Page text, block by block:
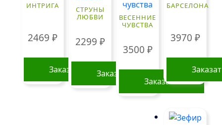
ИНТРИГА
2469 ₽
Заказать
СТРУНЫ
ЛЮБВИ
2299 ₽
Заказать
ВЕСЕННИЕ
ЧУВСТВА
3500 ₽
Заказать
БАРСЕЛОНА
3970 ₽